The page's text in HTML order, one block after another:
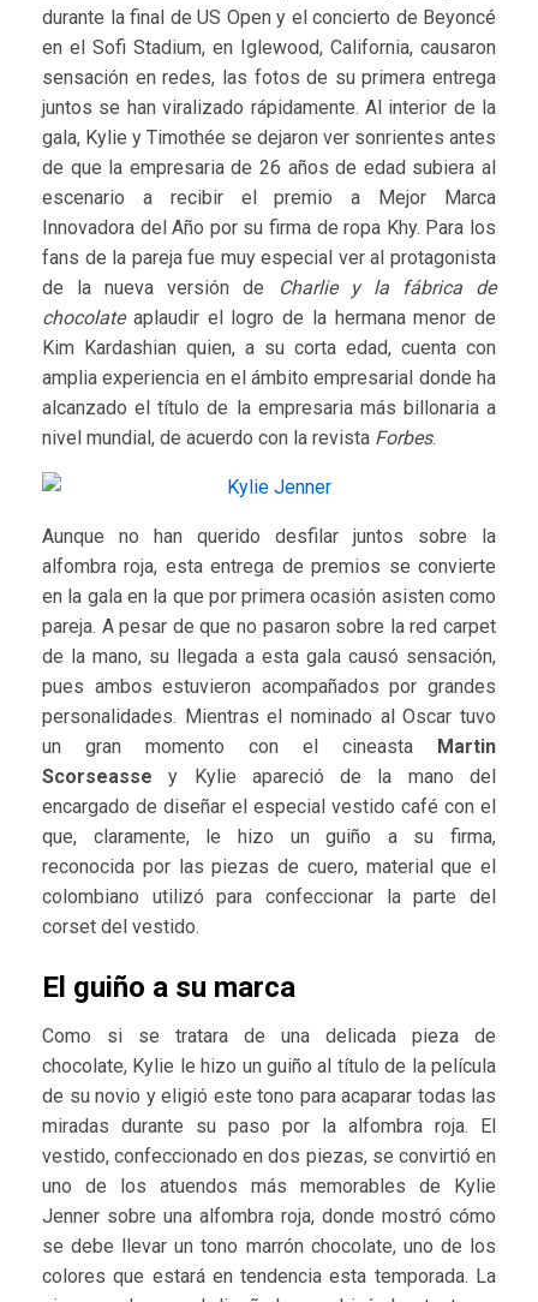
durante la final de US Open y el concierto de Beyoncé
en el Sofi Stadium, en Iglewood, California, causaron
sensación en redes, las fotos de su primera entrega
juntos se han viralizado rápidamente. Al interior de la
gala, Kylie y Timothée se dejaron ver sonrientes antes
de que la empresaria de 26 años de edad subiera al
escenario a recibir el premio a Mejor Marca
Innovadora del Año por su firma de ropa Khy. Para los
fans de la pareja fue muy especial ver al protagonista
de la nueva versión de
Charlie y la fábrica de
chocolateaplaudir el logro de la hermana menor de
Kim Kardashian quien, a su corta edad, cuenta con
amplia experiencia en el ámbito empresarial donde ha
alcanzado el título de la empresaria más billonaria a
nivel mundial, de acuerdo con la revista Forbes.
Aunque no han querido desfilar juntos sobre la
alfombra roja, esta entrega de premios se convierte
en la gala en la que por primera ocasión asisten como
pareja. A pesar de que no pasaron sobre la red carpet
de la mano, su llegada a esta gala causó sensación,
pues ambos estuvieron acompañados por grandes
personalidades. Mientras el nominado al Oscar tuvo
un gran momento con el cineasta Martin
Scorseasse y Kylie apareció de la mano del
encargado de diseñar el especial vestido café con el
que, claramente, le hizo un guiño a su firma,
reconocida por las piezas de cuero, material que el
colombiano utilizó para confeccionar la parte del
corset del vestido.
El guiño a su marca
Como si se tratara de una delicada pieza de
chocolate, Kylie le hizo un guiño al título de la película
de su novio y eligió este tono para acaparar todas las
miradas durante su paso por la alfombra roja. El
vestido, confeccionado en dos piezas, se convirtió en
uno de los atuendos más memorables de Kylie
Jenner sobre una alfombra roja, donde mostró cómo
se debe llevar un tono marrón chocolate, uno de los
colores que estará en tendencia esta temporada. La